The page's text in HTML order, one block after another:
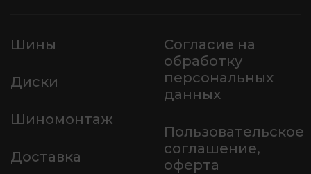
Шины
Диски
Шиномонтаж
Доставка
Согласие на
обработку
персональных
данных
Пользовательское
соглашение,
оферта